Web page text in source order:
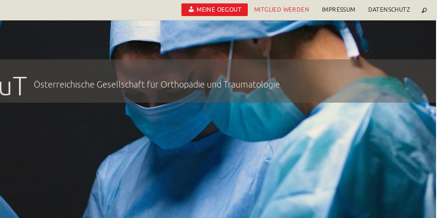
MEINE OEGOUT MITGLIED WERDEN IMPRESSUM DATENSCHUTZ
Österreichische Gesellschaft für Orthopädie und Traumatologie